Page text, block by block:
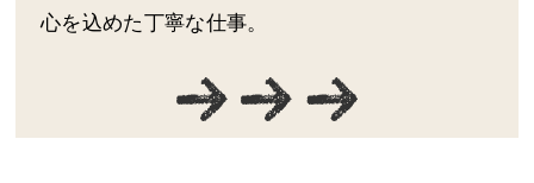
心を込めた丁寧な仕事。